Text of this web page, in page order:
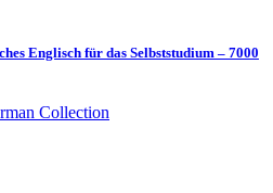
Englisch für das Selbststudium – 7000
Collection